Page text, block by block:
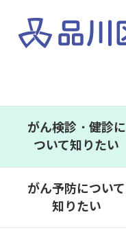
がん検診・健診に
ついて知りたい
がん予防について
知りたい